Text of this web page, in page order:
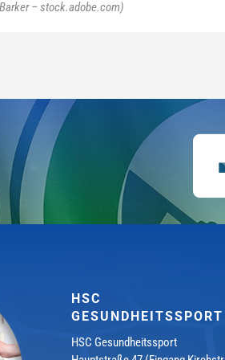
– stock.adobe.com)
HSC
GESUNDHEITSSPORT
HSC Gesundheitssport